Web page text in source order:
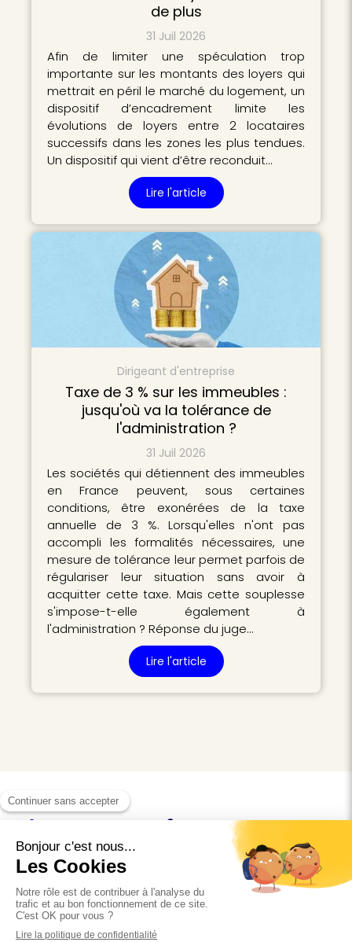
de plus
31 Juil 2026
Afin de limiter une spéculation trop
importante sur les montants des loyers qui
mettrait en péril le marché du logement, un
dispositif d’encadrement limite les
évolutions de loyers entre 2 locataires
successifs dans les zones les plus tendues.
Un dispositif qui vient d’être reconduit…
Lire l'article
Dirigeant d'entreprise
Taxe de 3 % sur les immeubles :
jusqu'où va la tolérance de
l'administration ?
31 Juil 2026
Les sociétés qui détiennent des immeubles
en France peuvent, sous certaines
conditions, être exonérées de la taxe
annuelle de 3 %. Lorsqu'elles n'ont pas
accompli les formalités nécessaires, une
mesure de tolérance leur permet parfois de
régulariser leur situation sans avoir à
acquitter cette taxe. Mais cette souplesse
s'impose-t-elle également à
l'administration ? Réponse du juge…
Lire l'article
Retrouvez-nous aussi sur les réseaux sociaux